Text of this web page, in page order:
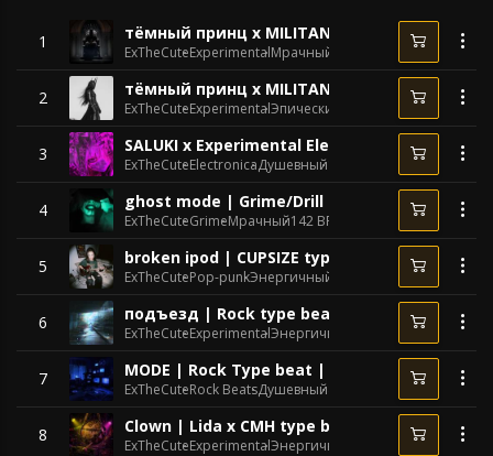
1 тёмный принц x MILITANTUM Type Beat -
ExTheCuteExperimentalМрачный
2 тёмный принц x MILITANTUM Type Beat -
ExTheCuteExperimentalЭпический
3 SALUKI x Experimental Electro Type Beat -
ExTheCuteElectronicaДушевный
4 ghost mode | Grime/Drill type beat | Dark
ExTheCuteGrimeМрачный142 BPM
5 broken ipod | CUPSIZE type beat | pop punk/
ExTheCutePop-punkЭнергичный
6 подъезд | Rock type beat | Electronic Punk
ExTheCuteExperimentalЭнергичный
7 MODE | Rock Type beat | Heartbreaking
ExTheCuteRock BeatsДушевный
8 Clown | Lida x CMH type beat | Experimental
ExTheCuteExperimentalЭнергичный